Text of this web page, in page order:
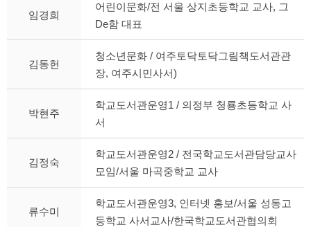
임경희
어린이문화/전 서울 상지초등학교 교사, 그
De함 대표
김동헌
청소년문화 / 여주토닥토닥그림책도서관관
장, 여주시민사서)
박현주
학교도서관운영1 / 의정부 청룡초등학교 사
서
김정숙
학교도서관운영2 / 전국학교도서관담당교사
모임/서울 마곡중학교 교사
류수미
학교도서관운영3, 인터넷 홍보/서울 성동고
등학교 사서교사/한국학교도서관협의회